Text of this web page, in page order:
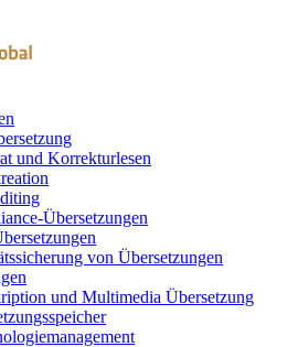
und Korrekturlesen
Übersetzungen
von Übersetzungen
und Multimedia Übersetzung